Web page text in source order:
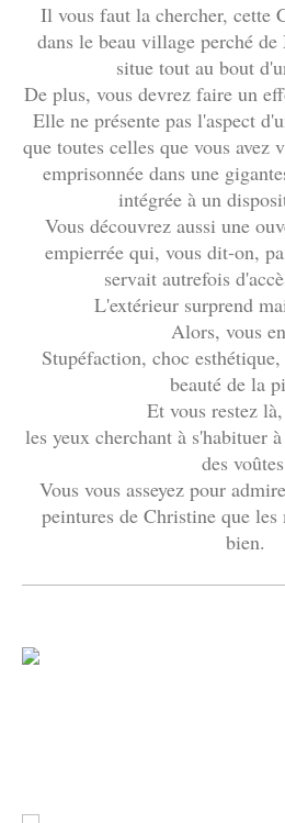
Il vous faut la chercher, cette
dans le beau village perché
situe tout au bout
De plus, vous devrez faire un
Elle ne présente pas l'aspect
que toutes celles que vous avez
emprisonnée dans une
intégrée à un
Vous découvrez aussi une
empierrée qui, vous dit-on,
servait autrefois
L'extérieur surprend
Alors, vous
Stupéfaction, choc
beauté de la
Et vous restez
les yeux cherchant à s'habituer
des
Vous vous asseyez pour
peintures de Christine que
bien.